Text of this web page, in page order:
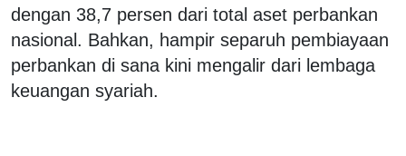
dengan 38,7 persen dari total aset perbankan
nasional. Bahkan, hampir separuh pembiayaan
perbankan di sana kini mengalir dari lembaga
keuangan syariah.